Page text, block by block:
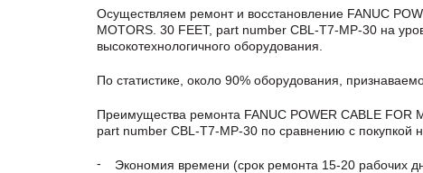
Осуществляем ремонт и восстановление FANUC
MOTORS. 30 FEET, part number CBL-T7-MP-30 на
высокотехнологичного оборудования.
По статистике, около 90% оборудования,
Преимущества ремонта FANUC POWER CABLE FOR
part number CBL-T7-MP-30 по сравнению с покупкой
Экономия времени (срок ремонта 15-20 рабочих